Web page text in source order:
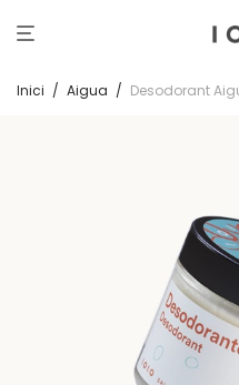
Inici / Aigua / Desodorant